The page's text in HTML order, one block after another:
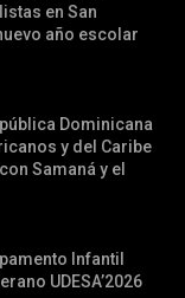
en San
año escolar
Dominicana
y del Caribe
Samaná y el
Infantil
UDESA’2026